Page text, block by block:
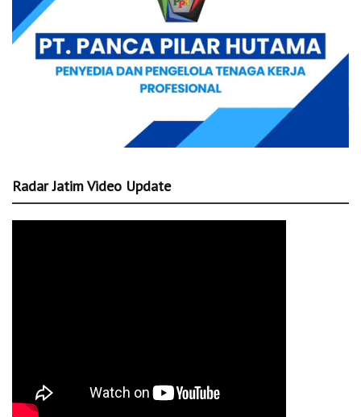
Radar Jatim Video Update